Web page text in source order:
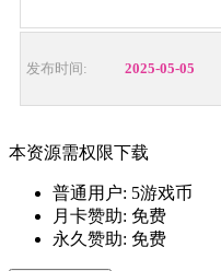
发布时间: 2025-05-05
本资源需权限下载
普通用户: 5游戏币
月卡赞助: 免费
永久赞助: 免费